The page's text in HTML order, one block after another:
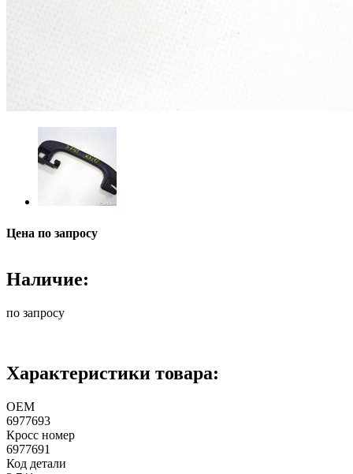
Цена по запросу
Наличие:
по запросу
Характеристики товара:
ОЕМ
6977693
Кросс номер
6977691
Код детали